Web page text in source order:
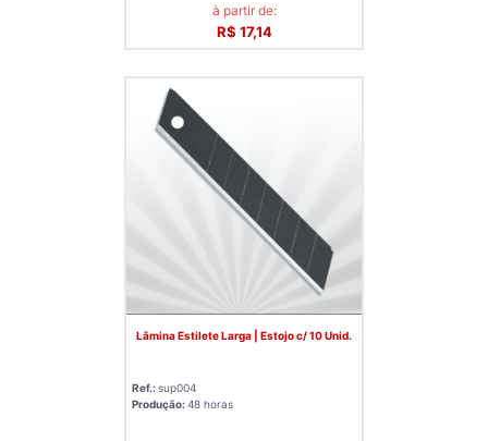
à partir de:
R$ 17,14
Lâmina Estilete Larga | Estojo c/ 10 Unid.
Ref.:sup004
Produção:48 horas